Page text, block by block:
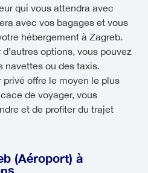
qui vous attendra avec
avec vos bagages et vous
hébergement à Zagreb.
options, vous pouvez
navettes ou des taxis.
offre le moyen le plus
de voyager, vous
et de profiter du trajet
(Aéroport) à